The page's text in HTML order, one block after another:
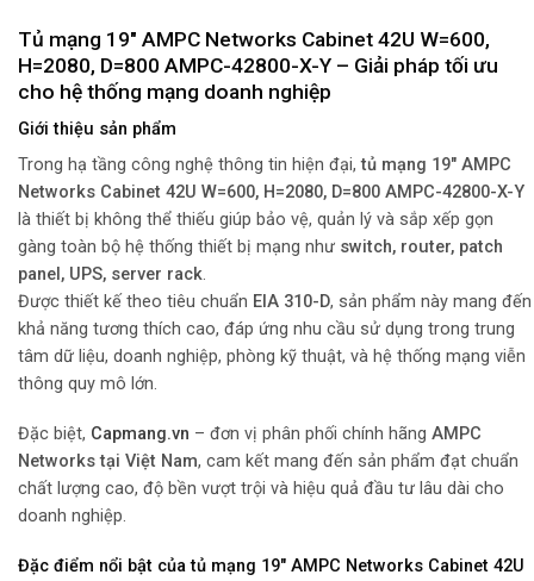
Tủ mạng 19″ AMPC Networks Cabinet 42U W=600,
H=2080, D=800 AMPC-42800-X-Y – Giải pháp tối ưu
cho hệ thống mạng doanh nghiệp
Giới thiệu sản phẩm
Trong hạ tầng công nghệ thông tin hiện đại,tủ mạng 19″ AMPC
Networks Cabinet 42U W=600, H=2080, D=800 AMPC-42800-X-Y
là thiết bị không thể thiếu giúp bảo vệ, quản lý và sắp xếp gọn
gàng toàn bộ hệ thống thiết bị mạng như switch, router, patch
panel, UPS, server rack.
Được thiết kế theo tiêu chuẩn EIA 310-D, sản phẩm này mang đến
khả năng tương thích cao, đáp ứng nhu cầu sử dụng trong trung
tâm dữ liệu, doanh nghiệp, phòng kỹ thuật, và hệ thống mạng viễn
thông quy mô lớn.
Đặc biệt, Capmang.vn – đơn vị phân phối chính hãng AMPC
Networks tại Việt Nam, cam kết mang đến sản phẩm đạt chuẩn
chất lượng cao, độ bền vượt trội và hiệu quả đầu tư lâu dài cho
doanh nghiệp.
Đặc điểm nổi bật của tủ mạng 19″ AMPC Networks Cabinet 42U